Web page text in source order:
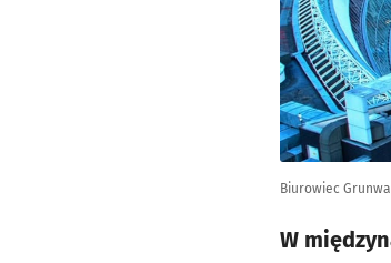
Biurowiec
W